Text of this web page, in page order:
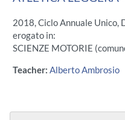
2018, Ciclo Annuale Unico,
erogato in:
SCIENZE MOTORIE
Teacher: Alberto Ambrosio